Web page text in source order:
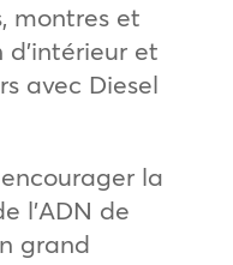
montres et
et
avec Diesel
la
l’ADN de
grand